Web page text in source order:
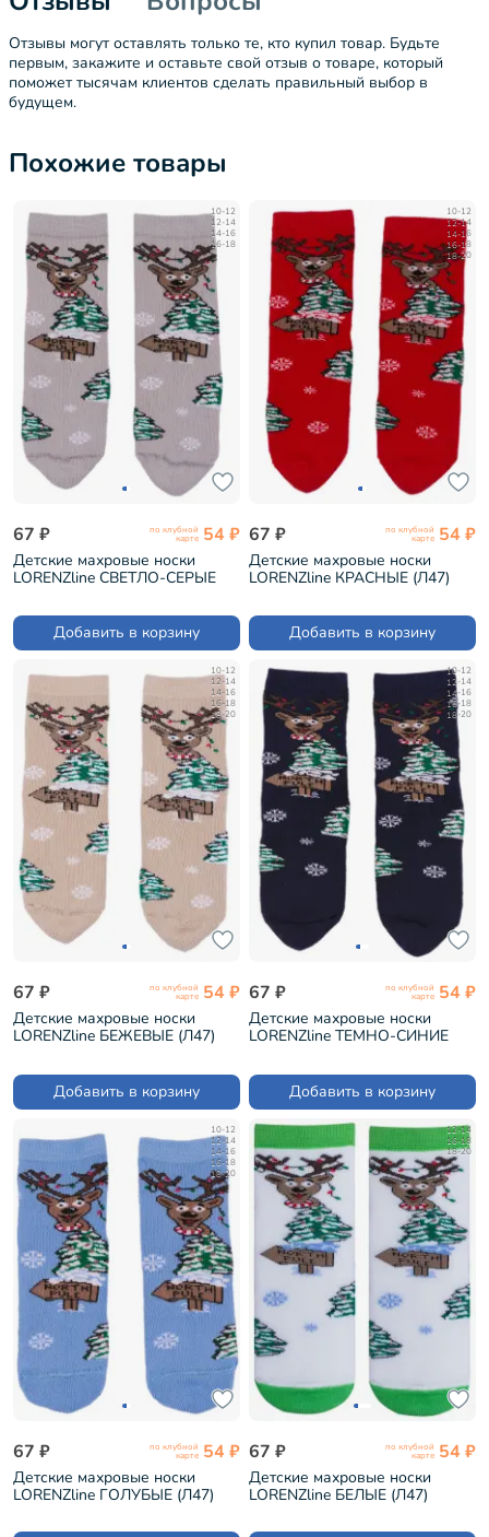
Отзывы могут оставлять только те, кто купил товар. Будьте
первым, закажите и оставьте свой отзыв о товаре, который
поможет тысячам клиентов сделать правильный выбор в
будущем.
Похожие товары
10-12
12-14
14-16
16-18
67 ₽ по клубной
карте 54 ₽
Детские махровые носки
LORENZline СВЕТЛО-СЕРЫЕ
Добавить в корзину
10-12
12-14
14-16
16-18
18-20
67 ₽ по клубной
карте 54 ₽
Детские махровые носки
LORENZline КРАСНЫЕ (Л47)
Добавить в корзину
10-12
12-14
14-16
16-18
18-20
67 ₽ по клубной
карте 54 ₽
Детские махровые носки
LORENZline БЕЖЕВЫЕ (Л47)
Добавить в корзину
10-12
12-14
14-16
16-18
18-20
67 ₽ по клубной
карте 54 ₽
Детские махровые носки
LORENZline ТЕМНО-СИНИЕ
Добавить в корзину
10-12
12-14
14-16
16-18
18-20
67 ₽ по клубной
карте 54 ₽
Детские махровые носки
LORENZline ГОЛУБЫЕ (Л47)
12-14
16-18
18-20
67 ₽ по клубной
карте 54 ₽
Детские махровые носки
LORENZline БЕЛЫЕ (Л47)